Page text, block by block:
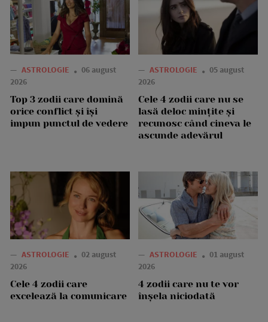
— ASTROLOGIE
06 august
2026
Top 3 zodii care domină
orice conflict și își
impun punctul de vedere
— ASTROLOGIE
05 august
2026
Cele 4 zodii care nu se
lasă deloc mințite și
recunosc când cineva le
ascunde adevărul
— ASTROLOGIE
02 august
2026
Cele 4 zodii care
excelează la comunicare
— ASTROLOGIE
01 august
2026
4 zodii care nu te vor
înșela niciodată